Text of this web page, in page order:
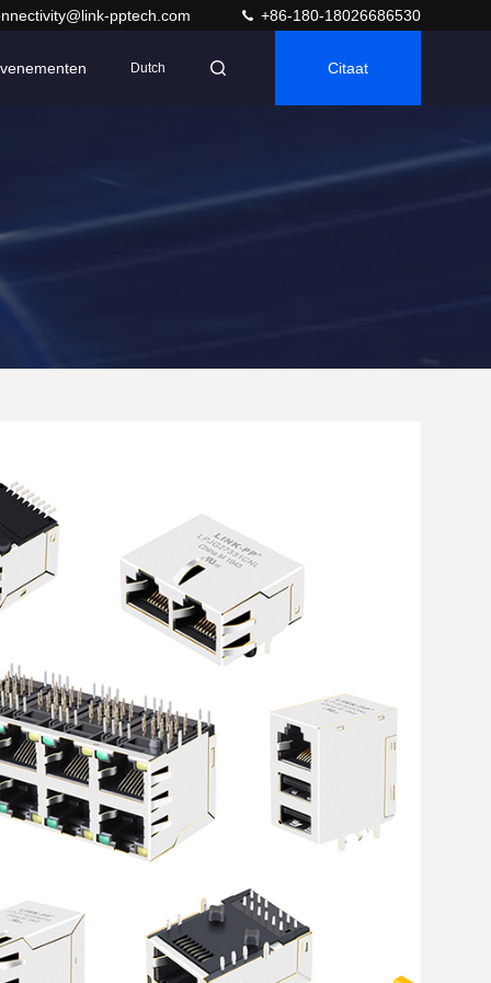
pptech.com +86-180-18026686530
Dutch Citaat